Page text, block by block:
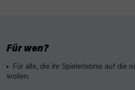
Für wen?
Für alle, die ihr Spielerlebnis auf die
wollen.